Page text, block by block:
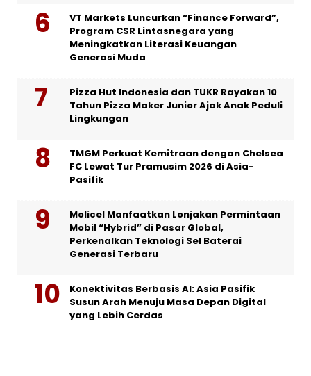
VT Markets Luncurkan “Finance Forward”,
Program CSR Lintasnegara yang
Meningkatkan Literasi Keuangan
Generasi Muda
Pizza Hut Indonesia dan TUKR Rayakan 10
Tahun Pizza Maker Junior Ajak Anak Peduli
Lingkungan
TMGM Perkuat Kemitraan dengan Chelsea
FC Lewat Tur Pramusim 2026 di Asia-
Pasifik
Molicel Manfaatkan Lonjakan Permintaan
Mobil “Hybrid” di Pasar Global,
Perkenalkan Teknologi Sel Baterai
Generasi Terbaru
Konektivitas Berbasis AI: Asia Pasifik
Susun Arah Menuju Masa Depan Digital
yang Lebih Cerdas